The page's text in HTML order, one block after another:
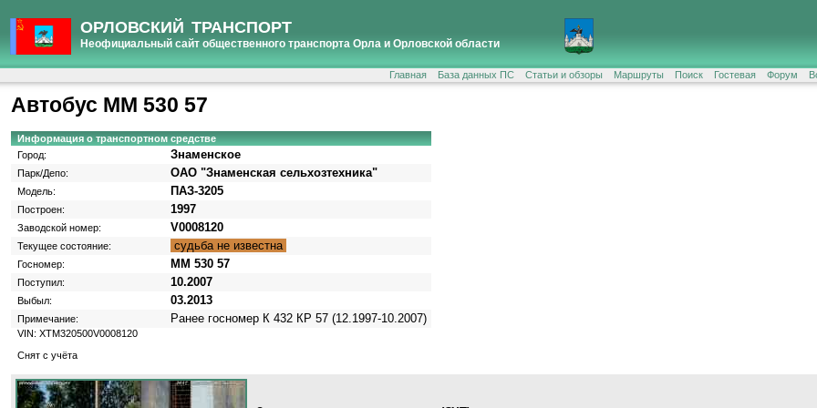
ОРЛОВСКИЙ ТРАНСПОРТ
Неофициальный сайт общественного транспорта Орла и Орловской области
Главная База данных ПС Статьи и обзоры Маршруты Поиск Гостевая Форум
Автобус ММ 530 57
Информация о транспортном средстве
Город:
Знаменское
Парк/Депо: ОАО "Знаменская сельхозтехника"
Модель: ПАЗ-3205
Построен: 1997
Заводской номер: V0008120
Текущее состояние: судьба не известна
Госномер: ММ 530 57
Поступил: 10.2007
Выбыл: 03.2013
Примечание: Ранее госномер К 432 КР 57 (12.1997-10.2007)
VIN: XTM320500V0008120
Снят с учёта